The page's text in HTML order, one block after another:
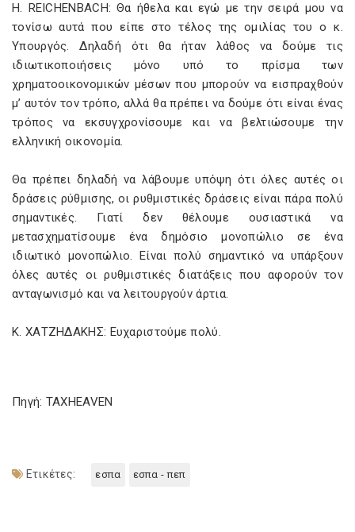
H. REICHENBACH: Θα ήθελα και εγώ με την σειρά μου να
τονίσω αυτά που είπε στο τέλος της ομιλίας του ο κ.
Υπουργός. Δηλαδή ότι θα ήταν λάθος να δούμε τις
ιδιωτικοποιήσεις μόνο υπό το πρίσμα των
χρηματοοικονομικών μέσων που μπορούν να εισπραχθούν
μ’ αυτόν τον τρόπο, αλλά θα πρέπει να δούμε ότι είναι ένας
τρόπος να εκσυγχρονίσουμε και να βελτιώσουμε την
ελληνική οικονομία.
Θα πρέπει δηλαδή να λάβουμε υπόψη ότι όλες αυτές οι
δράσεις ρύθμισης, οι ρυθμιστικές δράσεις είναι πάρα πολύ
σημαντικές. Γιατί δεν θέλουμε ουσιαστικά να
μετασχηματίσουμε ένα δημόσιο μονοπώλιο σε ένα
ιδιωτικό μονοπώλιο. Είναι πολύ σημαντικό να υπάρξουν
όλες αυτές οι ρυθμιστικές διατάξεις που αφορούν τον
ανταγωνισμό και να λειτουργούν άρτια.
Κ. ΧΑΤΖΗΔΑΚΗΣ: Ευχαριστούμε πολύ.
Πηγή: TAXHEAVEN
Ετικέτες: εσπα εσπα - πεπ